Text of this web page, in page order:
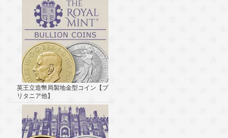
英王立造幣局製地金型コイン【ブ
リタニア他】